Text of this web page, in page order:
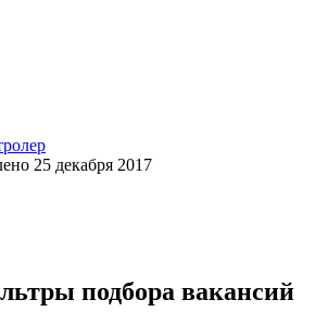
25 декабря 2017
подбора вакансий